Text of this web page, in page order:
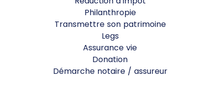
Philanthropie
Transmettre son patrimoine
Legs
Assurance vie
Donation
Démarche notaire / assureur